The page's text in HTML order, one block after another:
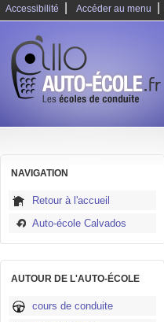
Accessibilité Accéder au menu
NAVIGATION
Retour à l'accueil
Auto-école Calvados
AUTOUR DE L'AUTO-ÉCOLE
cours de conduite